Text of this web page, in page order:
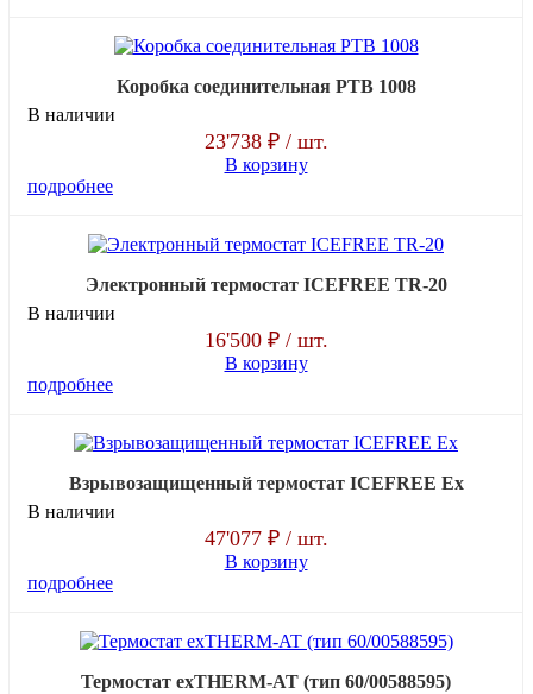
Коробка соединительная РТВ 1008
В наличии
23'738 ₽ / шт.
В корзину
подробнее
Электронный термостат ICEFREE TR-20
В наличии
16'500 ₽ / шт.
В корзину
подробнее
Взрывозащищенный термостат ICEFREE Ex
В наличии
47'077 ₽ / шт.
В корзину
подробнее
Термоcтат exTHЕRM-AT (тип 60/00588595)